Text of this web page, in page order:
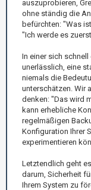
auszuprobieren,
ohne ständig die
befürchten: "Was
"Ich werde es
In einer sich
unerlässlich, eine
niemals die
unterschätzen. Wir
denken: "Das wird
kann erhebliche
regelmäßigen
Konfiguration Ihrer
experimentieren
Letztendlich geht
darum, Sicherheit
Ihrem System zu